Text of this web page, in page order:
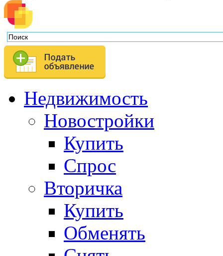
Недвижимость
Новостройки
Купить
Спрос
Вторичка
Купить
Обменять